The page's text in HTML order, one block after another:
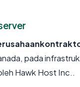
pada
Hawk Host Inc..